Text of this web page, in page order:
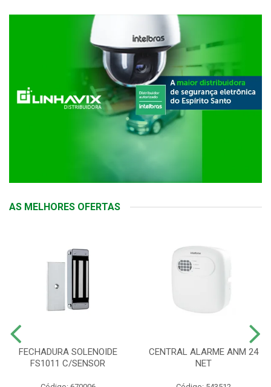
AS MELHORES OFERTAS
FECHADURA SOLENOIDE
FS1011 C/SENSOR
CENTRAL ALARME ANM 24
NET